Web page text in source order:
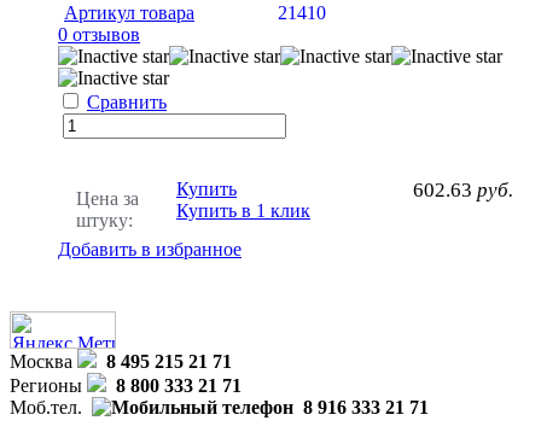
Артикул товара
21410
0 отзывов
Сравнить
Цена за
штуку:
602.63 руб.
Купить
Купить в 1 клик
Добавить в избранное
Москва
8 495 215 21 71
Регионы
8 800 333 21 71
Моб.тел.
8 916 333 21 71